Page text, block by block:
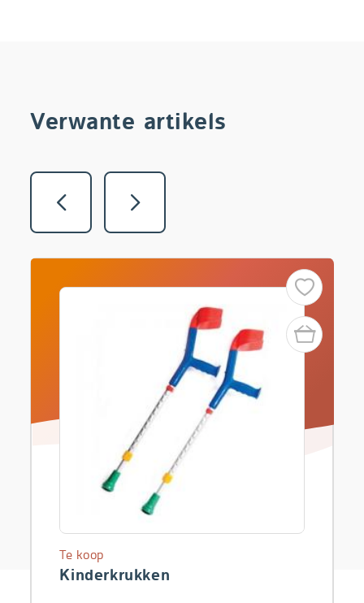
Verwante artikels
Vorige Volgende
Kinderkrukken
Te koop